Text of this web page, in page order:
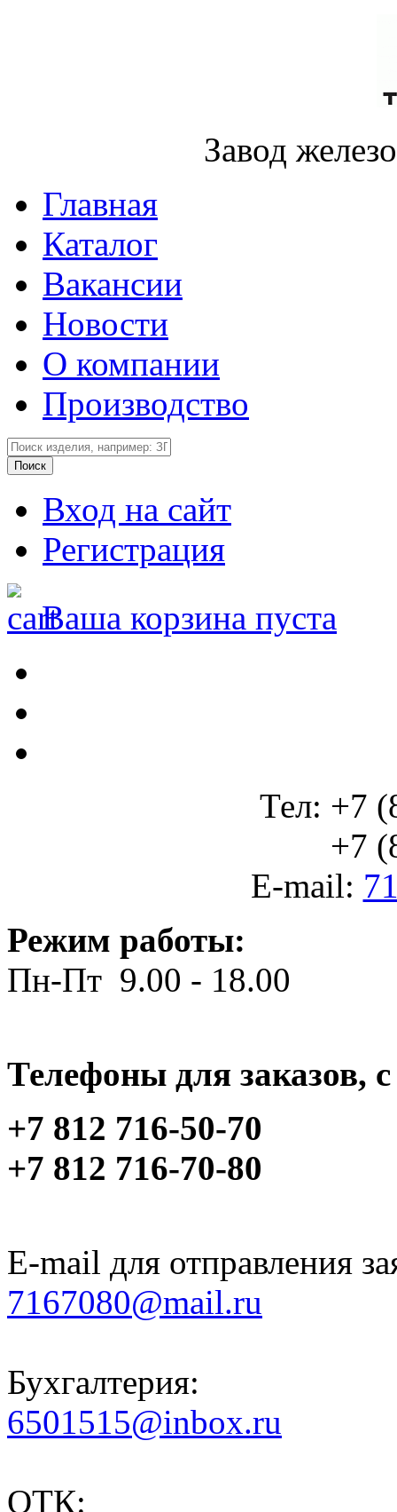
Завод
Главная
Каталог
Вакансии
Новости
О компании
Производство
Вход на сайт
Регистрация
Ваша корзина пуста
Тел: +7
+7
E-mail:
Режим работы:
Пн-Пт 9.00 - 18.00
Телефоны для заказов,
+7 812 716-50-70
+7 812 716-70-80
E-mail для отправления
7167080@mail.ru
Бухгалтерия:
6501515@inbox.ru
ОТК: